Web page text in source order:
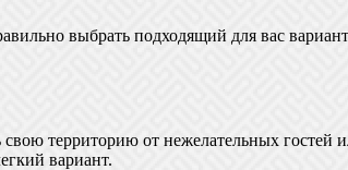
выбрать подходящий для вас
территорию от нежелательных
вариант.